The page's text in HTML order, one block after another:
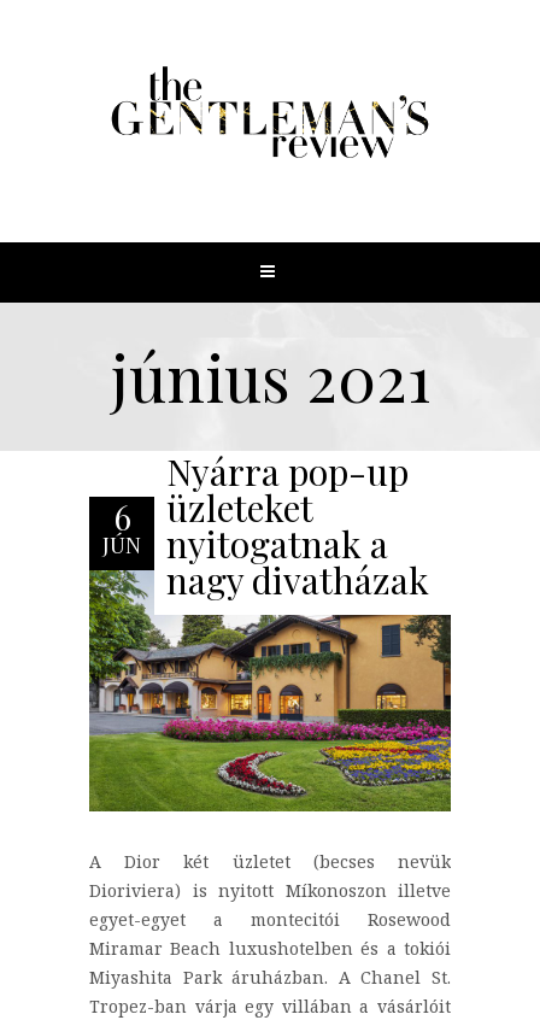
június 2021
6
JÚN
Nyárra pop-up
üzleteket
nyitogatnak a
nagy divatházak
A Dior két üzletet (becses nevük
Dioriviera) is nyitott Míkonoszon illetve
egyet-egyet a montecitói Rosewood
Miramar Beach luxushotelben és a tokiói
Miyashita Park áruházban. A Chanel St.
Tropez-ban várja egy villában a vásárlóit